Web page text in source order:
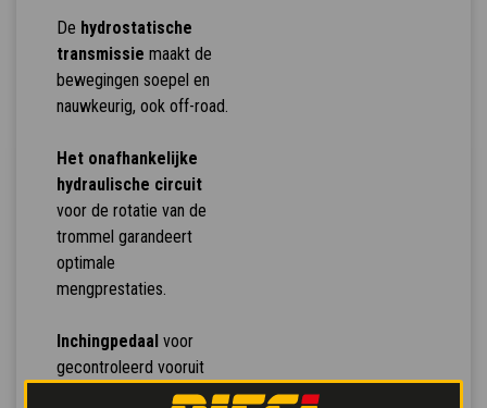
De hydrostatische
transmissie maakt de
bewegingen soepel en
nauwkeurig, ook off-road.
Het onafhankelijke
hydraulische circuit
voor de rotatie van de
trommel garandeert
optimale
mengprestaties.
Inchingpedaal voor
gecontroleerd vooruit
bekrachtigde